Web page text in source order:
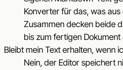
Konverter für das, was
Zusammen decken beide
bis zum fertigen Dokument
Bleibt mein Text erhalten, wenn
Nein, der Editor speichert